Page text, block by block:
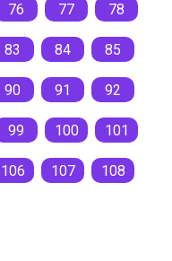
76 77 78
83 84 85
90 91 92
99 100 101
106 107 108